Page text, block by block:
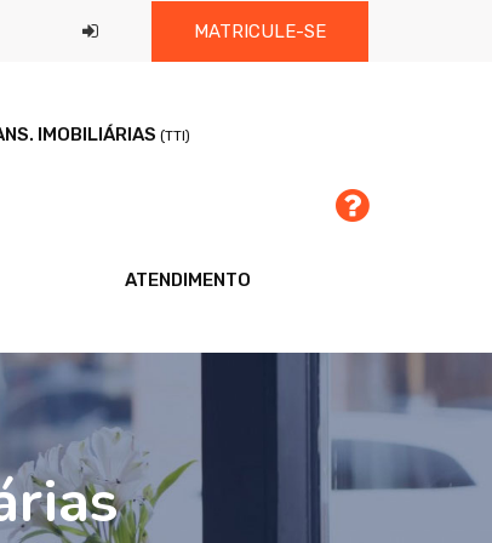
MATRICULE-SE
IMOBILIÁRIAS (TTI)
ATENDIMENTO